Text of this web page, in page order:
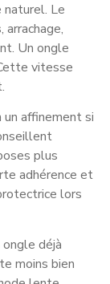
naturel. Le
, arrachage,
Un ongle
vitesse
affinement si
plus
adhérence et
lors
déjà
moins bien